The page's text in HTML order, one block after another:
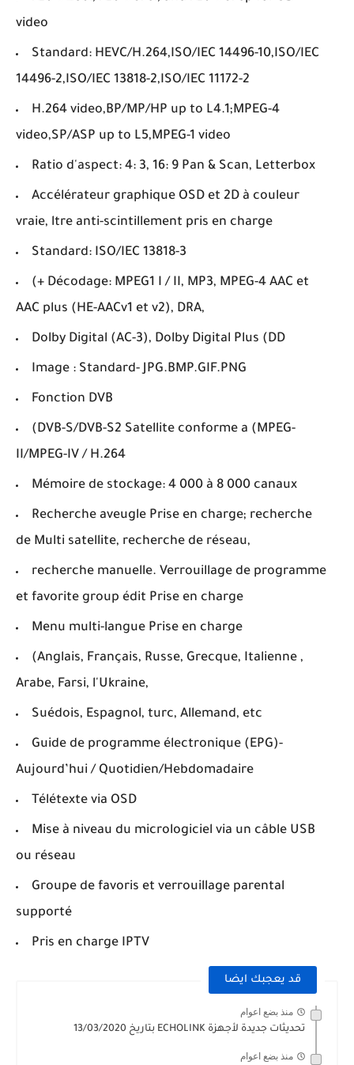
video
Standard: HEVC/H.264,ISO/IEC 14496-10,ISO/IEC
14496-2,ISO/IEC 13818-2,ISO/IEC 11172-2
H.264 video,BP/MP/HP up to L4.1;MPEG-4
video,SP/ASP up to L5,MPEG-1 video
Ratio d'aspect: 4: 3, 16: 9 Pan & Scan, Letterbox
Accélérateur graphique OSD et 2D à couleur
vraie, ltre anti-scintillement pris en charge
Standard: ISO/IEC 13818-3
(+ Décodage: MPEG1 I / II, MP3, MPEG-4 AAC et
AAC plus (HE-AACv1 et v2), DRA,
Dolby Digital (AC-3), Dolby Digital Plus (DD
Image : Standard- JPG.BMP.GIF.PNG
Fonction DVB
(DVB-S/DVB-S2 Satellite conforme a (MPEG-
II/MPEG-IV / H.264
Mémoire de stockage: 4 000 à 8 000 canaux
Recherche aveugle Prise en charge; recherche
de Multi satellite, recherche de réseau,
recherche manuelle. Verrouillage de programme
et favorite group édit Prise en charge
Menu multi-langue Prise en charge
(Anglais, Français, Russe, Grecque, Italienne ,
Arabe, Farsi, l'Ukraine,
Suédois, Espagnol, turc, Allemand, etc
Guide de programme électronique (EPG)-
Aujourd’hui / Quotidien/Hebdomadaire
Télétexte via OSD
Mise à niveau du micrologiciel via un câble USB
ou réseau
Groupe de favoris et verrouillage parental
supporté
Pris en charge IPTV
قد يعجبك ايضا
منذ بضع اعوام
تحديثات جديدة لأجهزة ECHOLINK بتاريخ 13/03/2020
منذ بضع اعوام